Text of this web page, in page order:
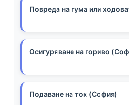
Повреда на гума или
Осигуряване на гориво
Подаване на ток (София)